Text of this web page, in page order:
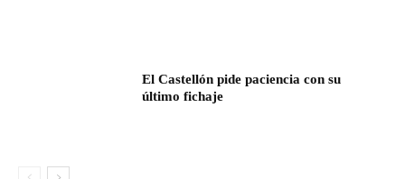
El Castellón pide paciencia con su
último fichaje